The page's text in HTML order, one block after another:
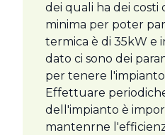
dei quali ha dei costi
minima per poter
termica è di 35kW e
dato ci sono dei
per tenere l'impianto
Effettuare
dell'impianto è
mantenrne